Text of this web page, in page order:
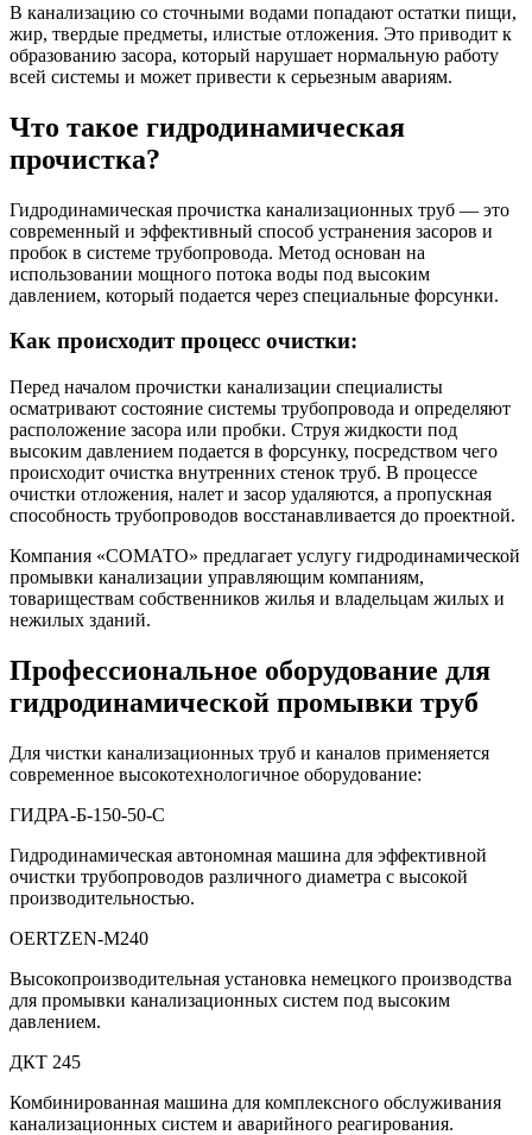
В канализацию со сточными водами попадают остатки пищи,
жир, твердые предметы, илистые отложения. Это приводит к
образованию засора, который нарушает нормальную работу
всей системы и может привести к серьезным авариям.
Что такое гидродинамическая
прочистка?
Гидродинамическая прочистка канализационных труб — это
современный и эффективный способ устранения засоров и
пробок в системе трубопровода. Метод основан на
использовании мощного потока воды под высоким
давлением, который подается через специальные форсунки.
Как происходит процесс очистки:
Перед началом прочистки канализации специалисты
осматривают состояние системы трубопровода и определяют
расположение засора или пробки. Струя жидкости под
высоким давлением подается в форсунку, посредством чего
происходит очистка внутренних стенок труб. В процессе
очистки отложения, налет и засор удаляются, а пропускная
способность трубопроводов восстанавливается до проектной.
Компания «СОМАТО» предлагает услугу гидродинамической
промывки канализации управляющим компаниям,
товариществам собственников жилья и владельцам жилых и
нежилых зданий.
Профессиональное оборудование для
гидродинамической промывки труб
Для чистки канализационных труб и каналов применяется
современное высокотехнологичное оборудование:
ГИДРА-Б-150-50-С
Гидродинамическая автономная машина для эффективной
очистки трубопроводов различного диаметра с высокой
производительностью.
OERTZEN-M240
Высокопроизводительная установка немецкого производства
для промывки канализационных систем под высоким
давлением.
ДКТ 245
Комбинированная машина для комплексного обслуживания
канализационных систем и аварийного реагирования.